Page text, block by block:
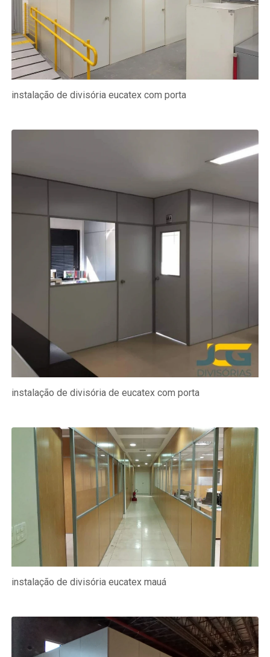
instalação de divisória eucatex com porta
instalação de divisória de eucatex com porta
instalação de divisória eucatex mauá